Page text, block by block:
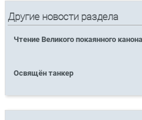
Другие новости раздела
Чтение Великого покаянного
Освящён танкер